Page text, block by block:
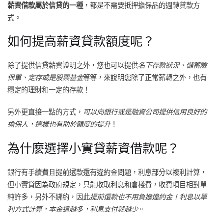
薪資借款屬於信貸的一種，都是不需要抵押擔保品的週轉貸款方
式。
如何提高薪資貸款額度呢？
除了提供信貸薪資證明之外，您也可以提供名下存款狀況、儲蓄險
保單、定存或是股票基金等等，來說明您除了正常薪轉之外，也有
穩定的理財和一定的存款！
另外更直接一點的方式， 可以向銀行或是融資公司提供信用良好的
擔保人，這樣也有助於額度的提升！
為什麼選擇小實貸薪資借款呢？
銀行有手續費且提前還款還有違約金問題，利息部分以複利計算，
但小實貸因為政府規定，只能收取利息和倉棧費，收費項目相對單
純許多，另外不綁約，因此提前還款也不用負擔違約金！利息以單
利方式計算，本金還越多，利息支付就越少。